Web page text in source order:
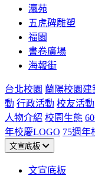
瀛苑
五虎碑雕塑
福園
書卷廣場
海報街
台北校園 蘭陽校園建
動 行政活動 校友活動
人物介紹 校園生態
年校慶LOGO 75週年
文宣底板
文宣底板